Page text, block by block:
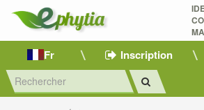
Fr Inscription